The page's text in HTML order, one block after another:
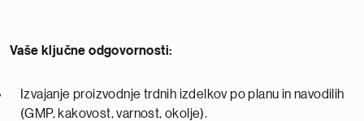
Vaše ključne odgovornosti:
Izvajanje proizvodnje trdnih izdelkov po planu in navodilih
(GMP, kakovost, varnost, okolje).